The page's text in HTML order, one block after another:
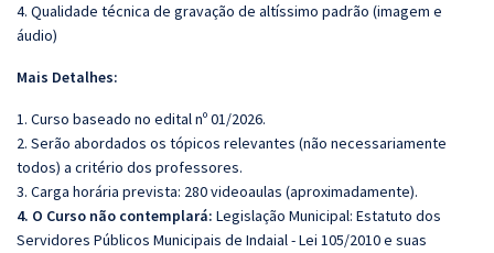
4. Qualidade técnica de gravação de altíssimo padrão (imagem e
áudio)
Mais Detalhes:
1. Curso baseado no edital nº 01/2026.
2. Serão abordados os tópicos relevantes (não necessariamente
todos) a critério dos professores.
3. Carga horária prevista: 280 videoaulas (aproximadamente).
4. O Curso não contemplará: Legislação Municipal: Estatuto dos
Servidores Públicos Municipais de Indaial - Lei 105/2010 e suas